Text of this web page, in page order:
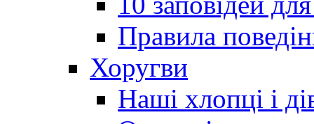
Правила
Хоругви
Наші хлопці і